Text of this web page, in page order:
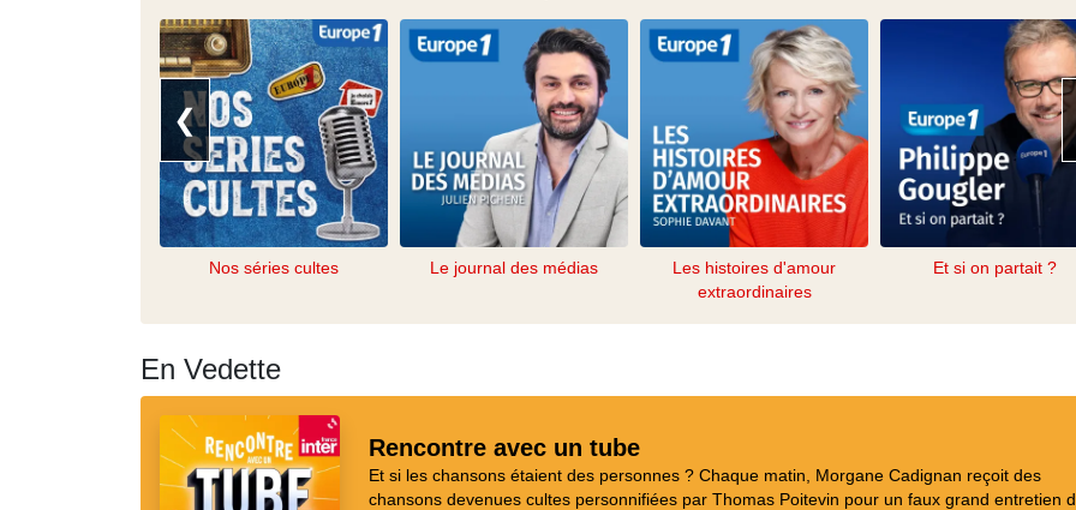
❮
Nos séries cultes Le journal des médias
Les histoires d'amour
extraordinaires
Et si on partait ?
En Vedette
Rencontre avec un tube
Et si les chansons étaient des personnes ? Chaque matin, Morgane Cadignan reçoit des
chansons devenues cultes personnifiées par Thomas Poitevin pour un faux grand entretien